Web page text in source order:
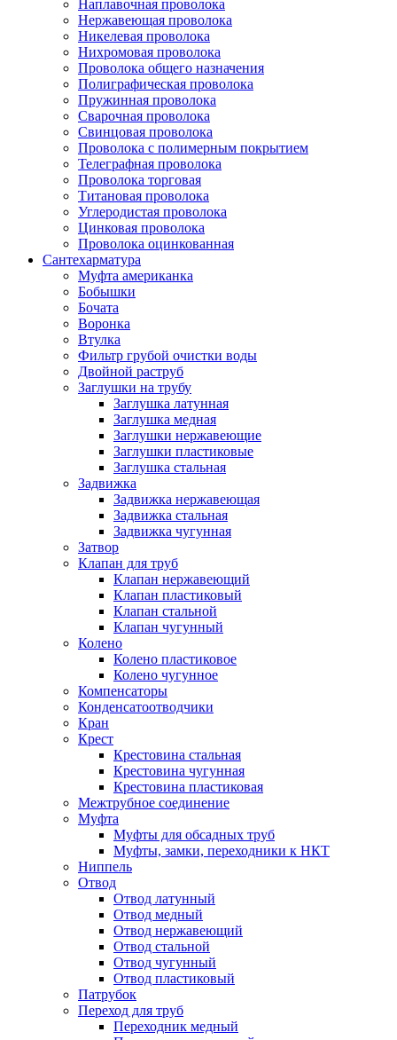
Наплавочная проволока
Нержавеющая проволока
Никелевая проволока
Нихромовая проволока
Проволока общего назначения
Полиграфическая проволока
Пружинная проволока
Сварочная проволока
Свинцовая проволока
Проволока с полимерным покрытием
Телеграфная проволока
Проволока торговая
Титановая проволока
Углеродистая проволока
Цинковая проволока
Проволока оцинкованная
Сантехарматура
Муфта американка
Бобышки
Бочата
Воронка
Втулка
Фильтр грубой очистки воды
Двойной раструб
Заглушки на трубу
Заглушка латунная
Заглушка медная
Заглушки нержавеющие
Заглушки пластиковые
Заглушка стальная
Задвижка
Задвижка нержавеющая
Задвижка стальная
Задвижка чугунная
Затвор
Клапан для труб
Клапан нержавеющий
Клапан пластиковый
Клапан стальной
Клапан чугунный
Колено
Колено пластиковое
Колено чугунное
Компенсаторы
Конденсатоотводчики
Кран
Крест
Крестовина стальная
Крестовина чугунная
Крестовина пластиковая
Межтрубное соединение
Муфта
Муфты для обсадных труб
Муфты, замки, переходники к НКТ
Ниппель
Отвод
Отвод латунный
Отвод медный
Отвод нержавеющий
Отвод стальной
Отвод чугунный
Отвод пластиковый
Патрубок
Переход для труб
Переходник медный